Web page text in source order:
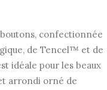
:
confectionnée
de Tencel™ et de
idéale pour les beaux
arrondi orné de